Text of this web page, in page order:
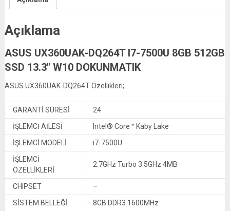
Açıklama
ASUS UX360UAK-DQ264T I7-7500U 8GB 512GB
SSD 13.3″ W10 DOKUNMATIK
ASUS UX360UAK-DQ264T Özellikleri;
GARANTİ SÜRESİ
24
İŞLEMCİ AİLESİ
Intel® Core™ Kaby Lake
İŞLEMCİ MODELİ
i7-7500U
İŞLEMCİ
ÖZELLİKLERİ
2.7GHz Turbo 3.5GHz 4MB
CHIPSET
–
SİSTEM BELLEĞİ
8GB DDR3 1600MHz